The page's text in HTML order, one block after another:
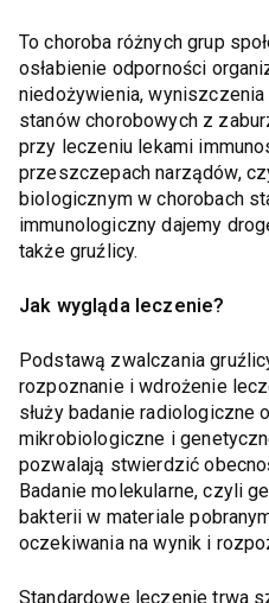
To choroba różnych grup
osłabienie odporności
niedożywienia, wyniszczenia
stanów chorobowych z
przy leczeniu lekami
przeszczepach narządów,
biologicznym w chorobach
immunologiczny dajemy
także gruźlicy.
Jak wygląda leczenie?
Podstawą zwalczania
rozpoznanie i wdrożenie
służy badanie radiologiczne
mikrobiologiczne i
pozwalają stwierdzić
Badanie molekularne, czyli
bakterii w materiale
oczekiwania na wynik i
Standardowe leczenie trwa